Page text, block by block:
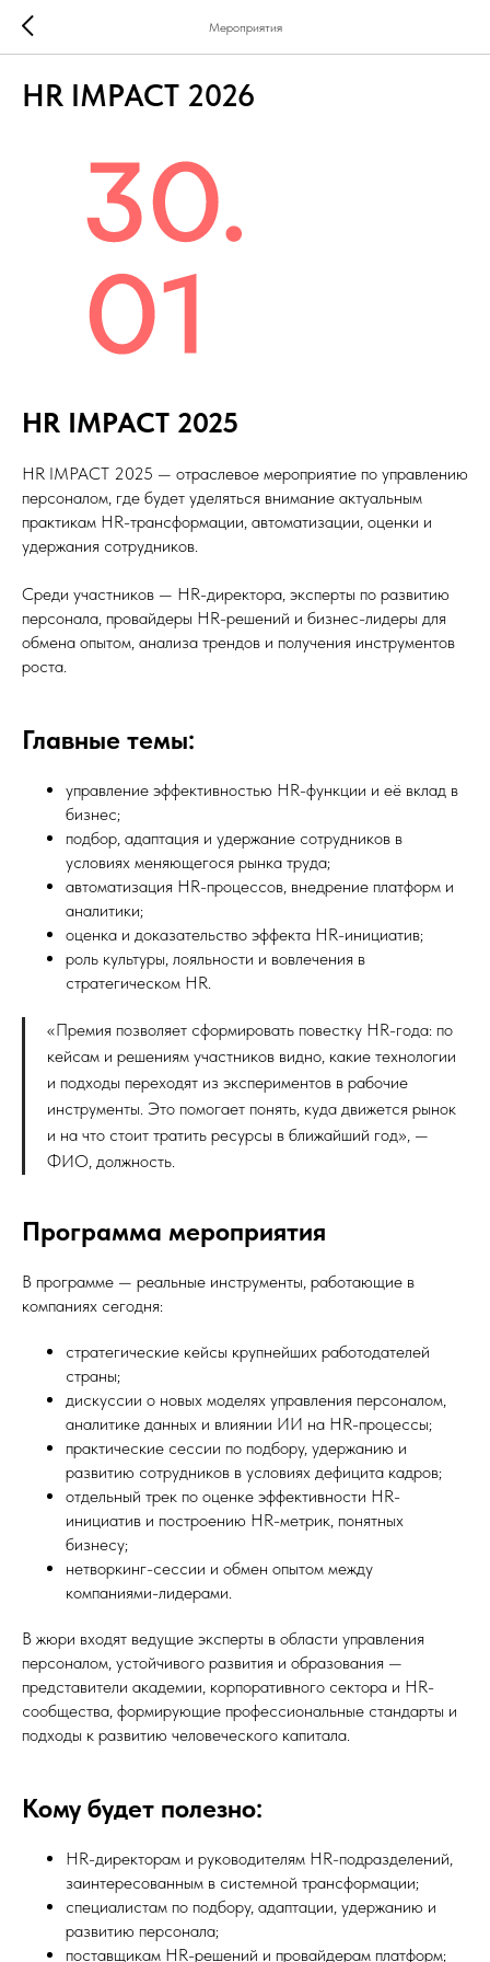
Мероприятия
HR IMPACT 2026
HR IMPACT 2025
HR IMPACT 2025 — отраслевое мероприятие по управлению
персоналом, где будет уделяться внимание актуальным
практикам HR-трансформации, автоматизации, оценки и
удержания сотрудников.
Среди участников — HR-директора, эксперты по развитию
персонала, провайдеры HR-решений и бизнес-лидеры для
обмена опытом, анализа трендов и получения инструментов
роста.
Главные темы:
управление эффективностью HR-функции и её вклад в
бизнес;
подбор, адаптация и удержание сотрудников в
условиях меняющегося рынка труда;
автоматизация HR-процессов, внедрение платформ и
аналитики;
оценка и доказательство эффекта HR-инициатив;
роль культуры, лояльности и вовлечения в
стратегическом HR.
«Премия позволяет сформировать повестку HR-года: по
кейсам и решениям участников видно, какие технологии
и подходы переходят из экспериментов в рабочие
инструменты. Это помогает понять, куда движется рынок
и на что стоит тратить ресурсы в ближайший год», —
ФИО, должность.
Программа мероприятия
В программе — реальные инструменты, работающие в
компаниях сегодня:
стратегические кейсы крупнейших работодателей
страны;
дискуссии о новых моделях управления персоналом,
аналитике данных и влиянии ИИ на HR-процессы;
практические сессии по подбору, удержанию и
развитию сотрудников в условиях дефицита кадров;
отдельный трек по оценке эффективности HR-
инициатив и построению HR-метрик, понятных
бизнесу;
нетворкинг-сессии и обмен опытом между
компаниями-лидерами.
В жюри входят ведущие эксперты в области управления
персоналом, устойчивого развития и образования —
представители академии, корпоративного сектора и HR-
сообщества, формирующие профессиональные стандарты и
подходы к развитию человеческого капитала.
Кому будет полезно:
HR-директорам и руководителям HR-подразделений,
заинтересованным в системной трансформации;
специалистам по подбору, адаптации, удержанию и
развитию персонала;
поставщикам HR-решений и провайдерам платформ;